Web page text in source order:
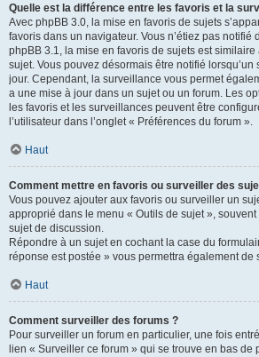
Quelle est la différence entre les favoris et la
Avec phpBB 3.0, la mise en favoris de sujets
favoris dans un navigateur. Vous n’étiez pas notifié
phpBB 3.1, la mise en favoris de sujets est similaire
sujet. Vous pouvez désormais être notifié lorsqu’un
jour. Cependant, la surveillance vous permet
a une mise à jour dans un sujet ou un forum. Les
les favoris et les surveillances peuvent être
l’utilisateur dans l’onglet « Préférences du forum ».
Haut
Comment mettre en favoris ou surveiller des
Vous pouvez ajouter aux favoris ou surveiller un
approprié dans le menu « Outils de sujet »,
sujet de discussion.
Répondre à un sujet en cochant la case du
réponse est postée » vous permettra également de
Haut
Comment surveiller des forums ?
Pour surveiller un forum en particulier, une fois
lien « Surveiller ce forum » qui se trouve en bas de